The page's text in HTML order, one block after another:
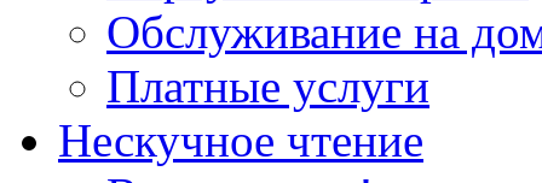
Обслуживание на
Платные услуги
Нескучное чтение